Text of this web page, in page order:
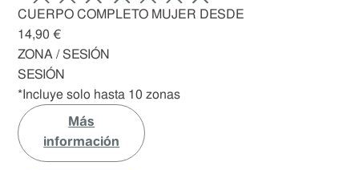
CUERPO COMPLETO MUJER DESDE
14,90 €
ZONA / SESIÓN
SESIÓN
*Incluye solo hasta 10 zonas
Más
información